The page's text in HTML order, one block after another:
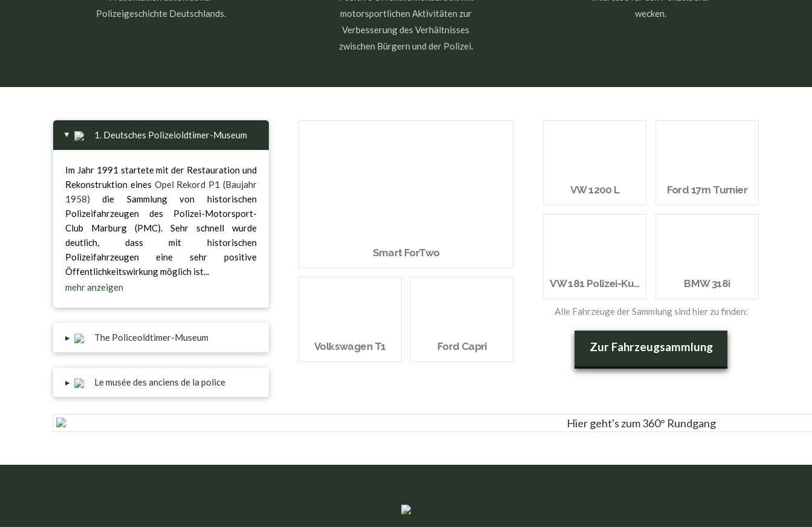
Polizeigeschichte Deutschlands.
motorsportlichen Aktivitäten zur
Verbesserung des Verhältnisses
zwischen Bürgern und der Polizei.
wecken.
▸ 1. Deutsches Polizeioldtimer-Museum
Im Jahr 1991 startete mit der Restauration und
Rekonstruktion eines Opel Rekord P1 (Baujahr
1958) die Sammlung von historischen
Polizeifahrzeugen des Polizei-Motorsport-
Club Marburg (PMC). Sehr schnell wurde
deutlich, dass mit historischen
Polizeifahrzeugen eine sehr positive
Öffentlichkeitswirkung möglich ist...
mehr anzeigen
▸ The Policeoldtimer-Museum
▸ Le musée des anciens de la police
Smart ForTwo
Volkswagen T1 Ford Capri
VW 1200 L Ford 17m Turnier
VW 181 Polizei-Kurierwagen BMW 318i
Alle Fahrzeuge der Sammlung sind hier zu finden:
Zur Fahrzeug­sammlung